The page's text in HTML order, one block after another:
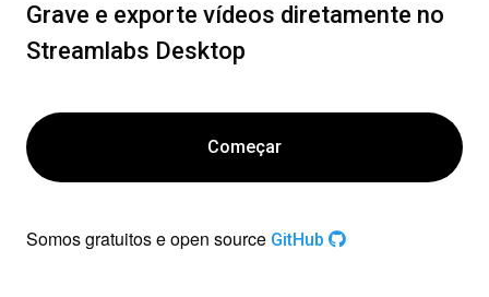
Grave e exporte vídeos diretamente no
Streamlabs Desktop
Começar
Somos gratuitos e open source GitHub